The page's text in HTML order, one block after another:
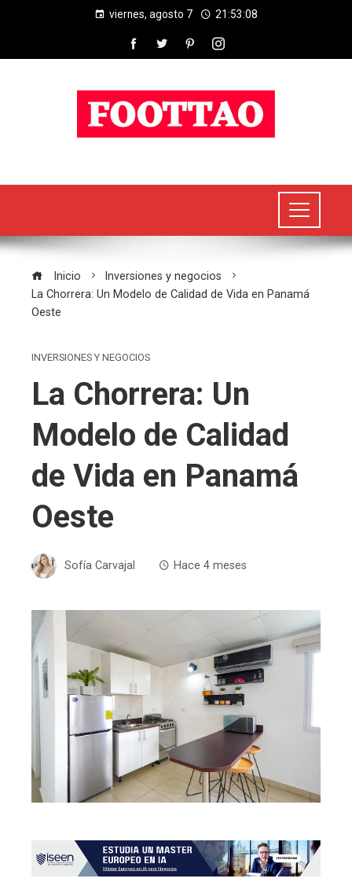
viernes, agosto 7 21:53:09
Inicio
Inversiones y negocios
La Chorrera: Un Modelo de Calidad de Vida en Panamá
Oeste
INVERSIONES Y NEGOCIOS
La Chorrera: Un
Modelo de Calidad
de Vida en Panamá
Oeste
Sofía Carvajal Hace 4 meses